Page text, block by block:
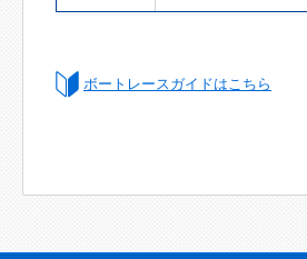
ボートレースガイドはこちら